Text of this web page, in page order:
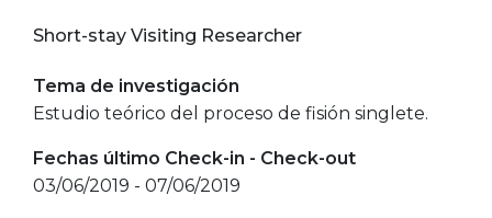
Short-stay Visiting Researcher
Tema de investigación
Estudio teórico del proceso de fisión singlete.
Fechas último Check-in - Check-out
03/06/2019 - 07/06/2019